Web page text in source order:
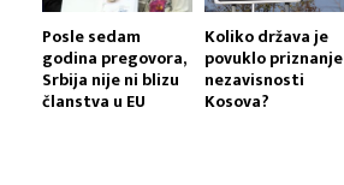
Posle sedam
godina pregovora,
Srbija nije ni blizu
članstva u EU
Koliko država je
povuklo priznanje
nezavisnosti
Kosova?